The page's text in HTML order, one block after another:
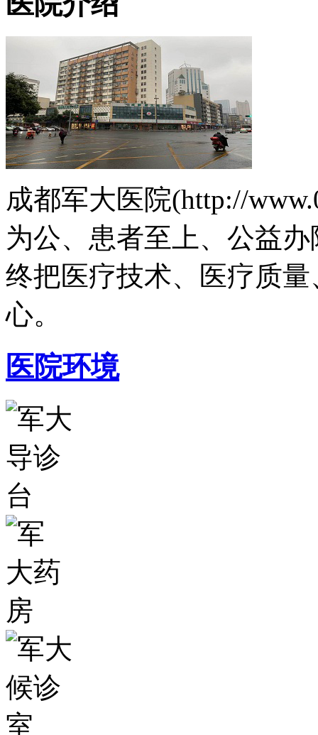
成都军大医院(http://
为公、患者至上、公益
终把医疗技术、医疗质
心。
医院环境